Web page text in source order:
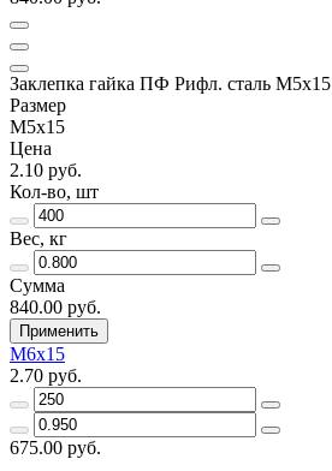
Заклепка гайка ПФ Рифл. сталь М5х15
Размер
М5х15
Цена
2.10 руб.
Кол-во, шт
Вес, кг
Сумма
840.00 руб.
Применить
М6х15
2.70 руб.
675.00 руб.